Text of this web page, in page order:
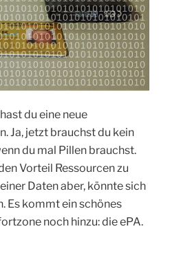
du eine neue
Ja, jetzt brauchst du kein
du mal Pillen brauchst.
Vorteil Ressourcen zu
Daten aber, könnte sich
Es kommt ein schönes
noch hinzu: die ePA.